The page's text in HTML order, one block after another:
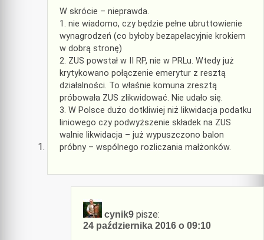
W skrócie – nieprawda.
1. nie wiadomo, czy będzie pełne ubruttowienie
wynagrodzeń (co byłoby bezapelacyjnie krokiem
w dobrą stronę)
2. ZUS powstał w II RP, nie w PRLu. Wtedy już
krytykowano połączenie emerytur z resztą
działalności. To właśnie komuna zresztą
próbowała ZUS zlikwidować. Nie udało się.
3. W Polsce dużo dotkliwiej niż likwidacja podatku
liniowego czy podwyższenie składek na ZUS
walnie likwidacja – już wypuszczono balon
próbny – wspólnego rozliczania małżonków.
cynik9 pisze:
24 października 2016 o 09:10